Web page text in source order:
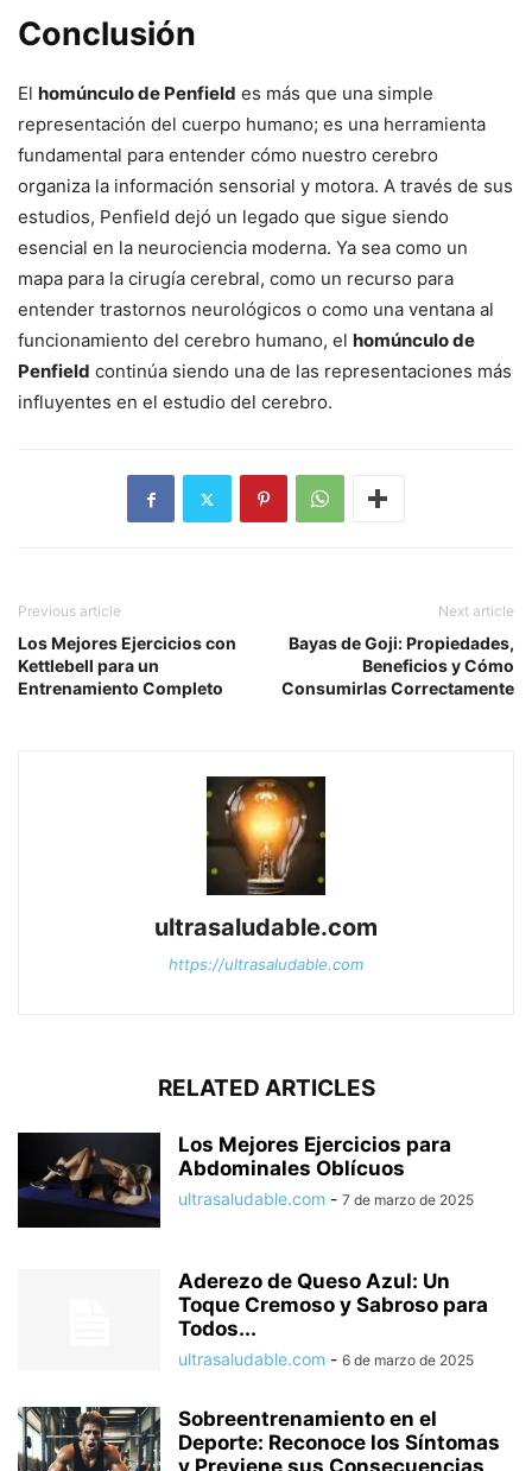
Conclusión
El homúnculo de Penfield es más que una simple
representación del cuerpo humano; es una herramienta
fundamental para entender cómo nuestro cerebro
organiza la información sensorial y motora. A través de sus
estudios, Penfield dejó un legado que sigue siendo
esencial en la neurociencia moderna. Ya sea como un
mapa para la cirugía cerebral, como un recurso para
entender trastornos neurológicos o como una ventana al
funcionamiento del cerebro humano, el homúnculo de
Penfield continúa siendo una de las representaciones más
influyentes en el estudio del cerebro.
Previous article
Los Mejores Ejercicios con
Kettlebell para un
Entrenamiento Completo
Next article
Bayas de Goji: Propiedades,
Beneficios y Cómo
Consumirlas Correctamente
ultrasaludable.com
https://ultrasaludable.com
RELATED ARTICLES
Los Mejores Ejercicios para
Abdominales Oblícuos
ultrasaludable.com - 7 de marzo de 2025
Aderezo de Queso Azul: Un
Toque Cremoso y Sabroso para
Todos...
ultrasaludable.com - 6 de marzo de 2025
Sobreentrenamiento en el
Deporte: Reconoce los Síntomas